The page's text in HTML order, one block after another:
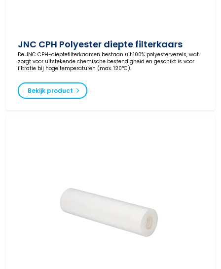
JNC CPH Polyester diepte filterkaars
De JNC CPH-dieptefilterkaarsen bestaan uit 100% polyestervezels, wat
zorgt voor uitstekende chemische bestendigheid en geschikt is voor
filtratie bij hoge temperaturen (max. 120°C).
Bekijk product